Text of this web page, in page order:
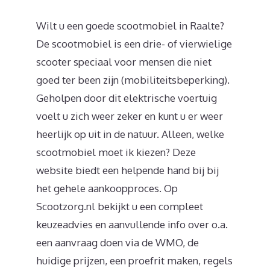
Wilt u een goede scootmobiel in Raalte?
De scootmobiel is een drie- of vierwielige
scooter speciaal voor mensen die niet
goed ter been zijn (mobiliteitsbeperking).
Geholpen door dit elektrische voertuig
voelt u zich weer zeker en kunt u er weer
heerlijk op uit in de natuur. Alleen, welke
scootmobiel moet ik kiezen? Deze
website biedt een helpende hand bij bij
het gehele aankoopproces. Op
Scootzorg.nl bekijkt u een compleet
keuzeadvies en aanvullende info over o.a.
een aanvraag doen via de WMO, de
huidige prijzen, een proefrit maken, regels